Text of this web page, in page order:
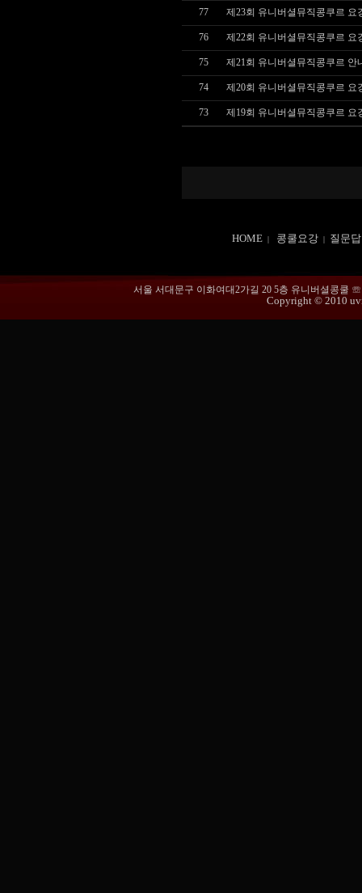
77 제23회 유니버셜뮤직콩쿠르 요
76 제22회 유니버셜뮤직콩쿠르 요
75 제21회 유니버셜뮤직콩쿠르 안
74 제20회 유니버셜뮤직콩쿠르 요
73 제19회 유니버셜뮤직콩쿠르 요
HOME | 콩쿨요강 | 질문
서울 서대문구 이화여대2가길 20 5층 유니버셜콩쿨 ☏
Copyright © 2010